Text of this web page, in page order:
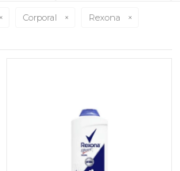
Corporal Rexona